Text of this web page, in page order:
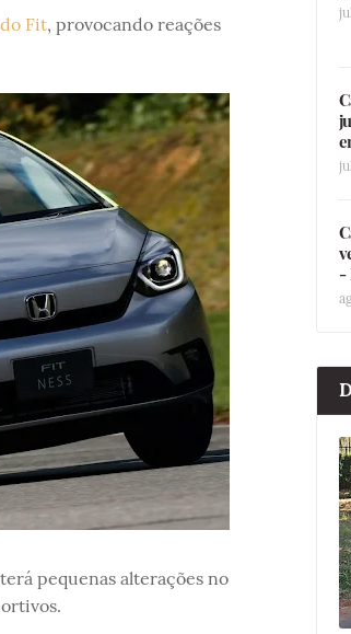
Fit, provocando reações
pequenas alterações no
-